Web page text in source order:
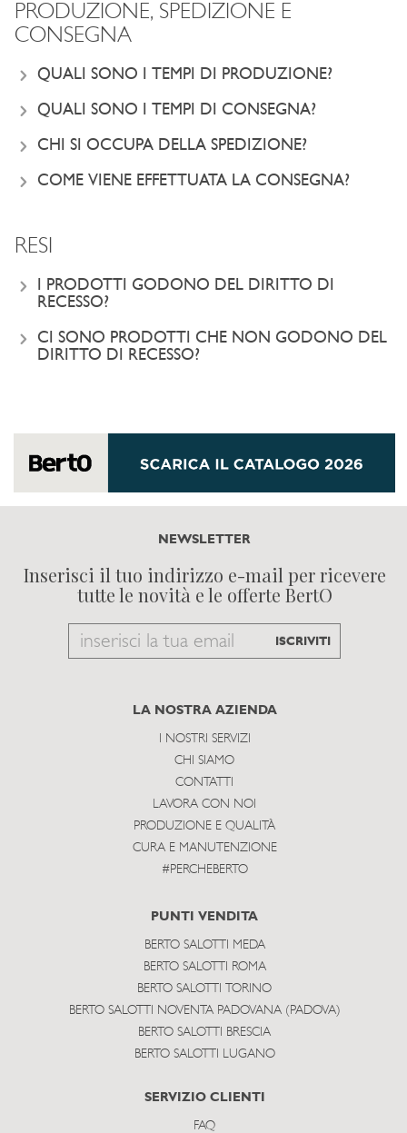
PRODUZIONE, SPEDIZIONE E
CONSEGNA
QUALI SONO I TEMPI DI PRODUZIONE?
QUALI SONO I TEMPI DI CONSEGNA?
CHI SI OCCUPA DELLA SPEDIZIONE?
COME VIENE EFFETTUATA LA CONSEGNA?
RESI
I PRODOTTI GODONO DEL DIRITTO DI
RECESSO?
CI SONO PRODOTTI CHE NON GODONO DEL
DIRITTO DI RECESSO?
NEWSLETTER
Inserisci il tuo indirizzo e-mail per ricevere
tutte le novità e le offerte BertO
Email
subscribe
ISCRIVITI
LA NOSTRA AZIENDA
I NOSTRI SERVIZI
CHI SIAMO
CONTATTI
LAVORA CON NOI
PRODUZIONE E QUALITÀ
CURA E MANUTENZIONE
#PERCHEBERTO
PUNTI VENDITA
BERTO SALOTTI MEDA
BERTO SALOTTI ROMA
BERTO SALOTTI TORINO
BERTO SALOTTI NOVENTA PADOVANA (PADOVA)
BERTO SALOTTI BRESCIA
BERTO SALOTTI LUGANO
SERVIZIO CLIENTI
FAQ